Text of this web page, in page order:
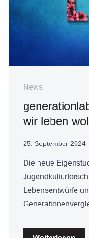
News
wir leben
25. September 2024
Die neue
Lebensentwürfe